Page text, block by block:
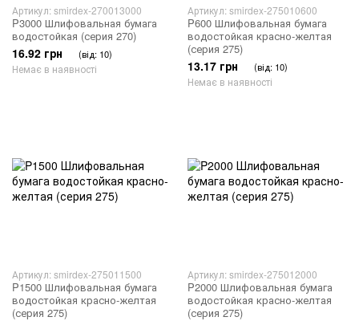
Артикул: smirdex-270013000
P3000 Шлифовальная бумага
водостойкая (серия 270)
16.92 грн (від: 10)
Немає в наявності
Артикул: smirdex-275010600
P600 Шлифовальная бумага
водостойкая красно-желтая
(серия 275)
13.17 грн (від: 10)
Немає в наявності
Артикул: smirdex-275011500
P1500 Шлифовальная бумага
водостойкая красно-желтая
(серия 275)
Артикул: smirdex-275012000
P2000 Шлифовальная бумага
водостойкая красно-желтая
(серия 275)